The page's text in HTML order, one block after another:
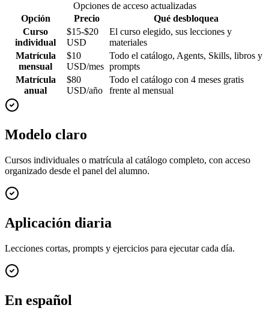
Opciones de acceso actualizadas
Opción
Precio
Qué desbloquea
Curso
individual
$15-$20
USD
El curso elegido, sus lecciones y
materiales
Matrícula
mensual
$10
USD/mes
Todo el catálogo, Agents, Skills, libros y
prompts
Matrícula
anual
$80
USD/año
Todo el catálogo con 4 meses gratis
frente al mensual
Modelo claro
Cursos individuales o matrícula al catálogo completo, con acceso
organizado desde el panel del alumno.
Aplicación diaria
Lecciones cortas, prompts y ejercicios para ejecutar cada día.
En español